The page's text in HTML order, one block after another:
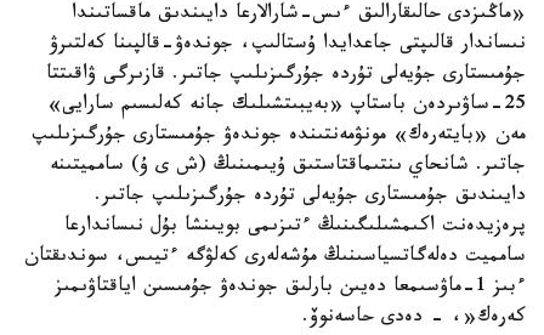
«ماڭىزدى حالىقارالىق ءىس-شارالارعا دايىندىق ماقساتىندا
نىساندار قالىپتى جاعدايدا ۇستالىپ، جوندەۋ-قالپىنا كەلتىرۋ
جۇمىستارى جۇيەلى تۇردە جۇرگىزىلىپ جاتىر. قازىرگى ۋاقىتتا
25-ساۋىردەن باستاپ «بەيبىتشىلىك جانە كەلىسىم سارايى»
مەن «بايتەرەك» مونۋمەنتىندە جوندەۋ جۇمىستارى جۇرگىزىلىپ
جاتىر. شانحاي ىنتىماقتاستىق ۇيىمىنىڭ (ش ى ۇ) سامميتىنە
دايىندىق جۇمىستارى جۇيەلى تۇردە جۇرگىزىلىپ جاتىر.
پرەزيدەنت اكىمشىلىگىنىڭ ءتىزىمى بويىنشا بۇل نىساندارعا
سامميت دەلەگاتسياسىنىڭ مۇشەلەرى كەلۋگە ءتيىس، سوندىقتان
ءبىز 1-ماۋسىمعا دەيىن بارلىق جوندەۋ جۇمىسىن اياقتاۋىمىز
كەرەك«، - دەدى حاسەنوۆ.